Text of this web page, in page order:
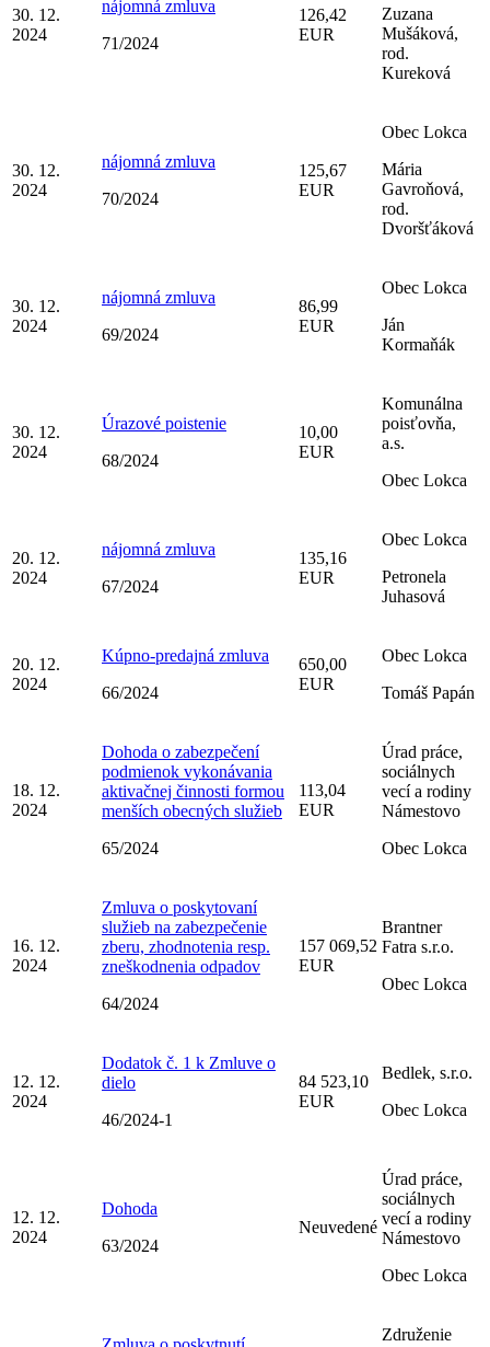
30. 12.
2024
nájomná zmluva
71/2024
126,42
EUR
Zuzana
Mušáková,
rod.
Kureková
30. 12.
2024
nájomná zmluva
70/2024
125,67
EUR
Obec Lokca
Mária
Gavroňová,
rod.
Dvoršťáková
30. 12.
2024
nájomná zmluva
69/2024
86,99
EUR
Obec Lokca
Ján
Kormaňák
30. 12.
2024
Úrazové poistenie
68/2024
10,00
EUR
Komunálna
poisťovňa,
a.s.
Obec Lokca
20. 12.
2024
nájomná zmluva
67/2024
135,16
EUR
Obec Lokca
Petronela
Juhasová
20. 12.
2024
Kúpno-predajná zmluva
66/2024
650,00
EUR
Obec Lokca
Tomáš Papán
18. 12.
2024
Dohoda o zabezpečení
podmienok vykonávania
aktivačnej činnosti formou
menších obecných služieb
65/2024
113,04
EUR
Úrad práce,
sociálnych
vecí a rodiny
Námestovo
Obec Lokca
16. 12.
2024
Zmluva o poskytovaní
služieb na zabezpečenie
zberu, zhodnotenia resp.
zneškodnenia odpadov
64/2024
157 069,52
EUR
Brantner
Fatra s.r.o.
Obec Lokca
12. 12.
2024
Dodatok č. 1 k Zmluve o
dielo
46/2024-1
84 523,10
EUR
Bedlek, s.r.o.
Obec Lokca
12. 12.
2024
Dohoda
63/2024
Neuvedené
Úrad práce,
sociálnych
vecí a rodiny
Námestovo
Obec Lokca
Združenie